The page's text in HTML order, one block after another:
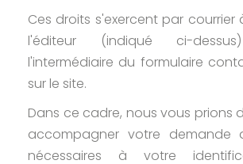
Ces droits s'exercent par courrier
l'éditeur (indiqué ci-
l'intermédiaire du formulaire
sur le site.
Dans ce cadre, nous vous prions
accompagner votre demande
nécessaires à votre